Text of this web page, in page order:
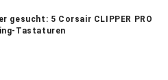
gesucht: 5 Corsair CLIPPER PRO
Tastaturen